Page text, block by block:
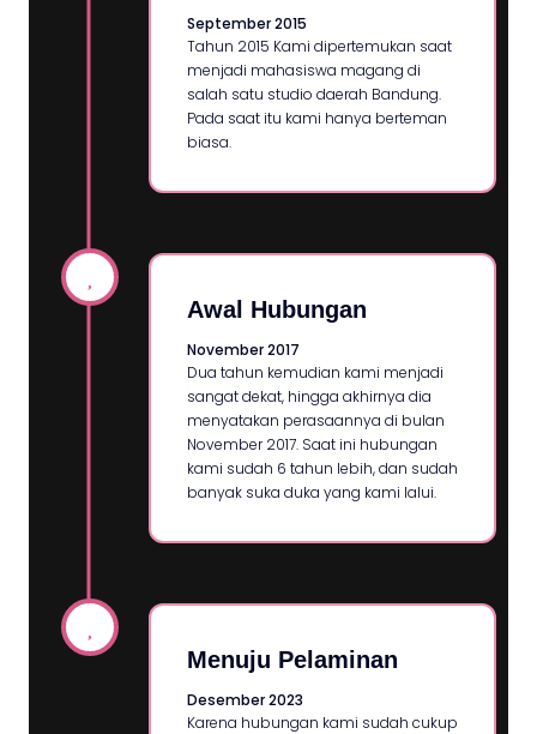
September 2015
Tahun 2015 Kami dipertemukan saat
menjadi mahasiswa magang di
salah satu studio daerah Bandung.
Pada saat itu kami hanya berteman
biasa.
Awal Hubungan
November 2017
Dua tahun kemudian kami menjadi
sangat dekat, hingga akhirnya dia
menyatakan perasaannya di bulan
November 2017. Saat ini hubungan
kami sudah 6 tahun lebih, dan sudah
banyak suka duka yang kami lalui.
Menuju Pelaminan
Desember 2023
Karena hubungan kami sudah cukup